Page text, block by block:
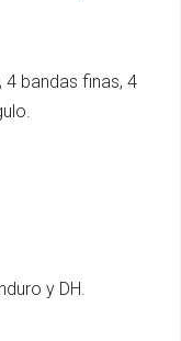
4 bandas finas, 4
y DH.